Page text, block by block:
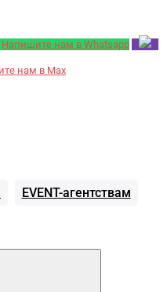
Напишите нам в Whatsapp
нам в Max
EVENT-агентствам